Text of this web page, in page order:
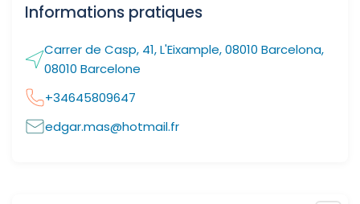
Informations pratiques
Carrer de Casp, 41, L'Eixample, 08010 Barcelona,
08010 Barcelone
+34645809647
edgar.mas@hotmail.fr